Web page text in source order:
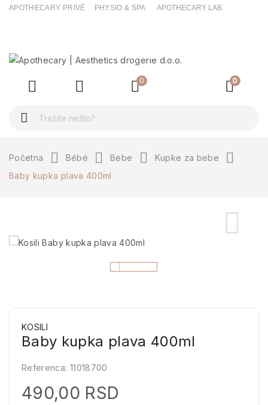
APOTHECARY PRIVÉ PHYSIO & SPA APOTHECARY LAB
0 0
Početna Bébé Bebe
Kupke za bebe
Baby kupka plava 400ml
KOSILI
Baby kupka plava 400ml
Referenca: 11018700
490,00 RSD